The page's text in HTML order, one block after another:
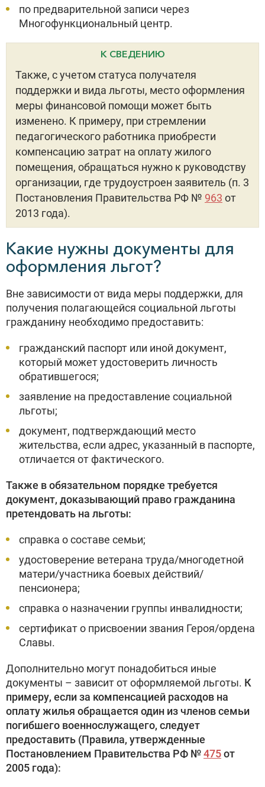
по предварительной записи через
Многофункциональный центр.
К СВЕДЕНИЮ
Также, с учетом статуса получателя
поддержки и вида льготы, место оформления
меры финансовой помощи может быть
изменено. К примеру, при стремлении
педагогического работника приобрести
компенсацию затрат на оплату жилого
помещения, обращаться нужно к руководству
организации, где трудоустроен заявитель (п. 3
Постановления Правительства РФ № 963 от
2013 года).
Какие нужны документы для
оформления льгот?
Вне зависимости от вида меры поддержки, для
получения полагающейся социальной льготы
гражданину необходимо предоставить:
гражданский паспорт или иной документ,
который может удостоверить личность
обратившегося;
заявление на предоставление социальной
льготы;
документ, подтверждающий место
жительства, если адрес, указанный в паспорте,
отличается от фактического.
Также в обязательном порядке требуется
документ, доказывающий право гражданина
претендовать на льготы:
справка о составе семьи;
удостоверение ветерана труда/многодетной
матери/участника боевых действий/
пенсионера;
справка о назначении группы инвалидности;
сертификат о присвоении звания Героя/ордена
Славы.
Дополнительно могут понадобиться иные
документы – зависит от оформляемой льготы. К
примеру, если за компенсацией расходов на
оплату жилья обращается один из членов семьи
погибшего военнослужащего, следует
предоставить (Правила, утвержденные
Постановлением Правительства РФ №475от
2005 года):